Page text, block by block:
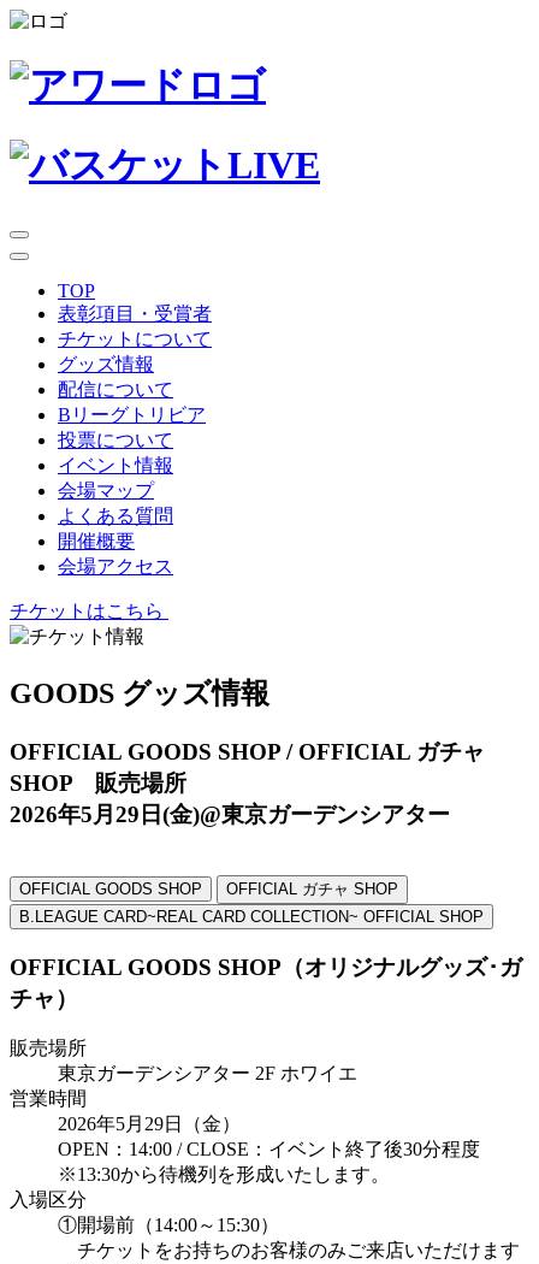
TOP
表彰項目・受賞者
チケットについて
グッズ情報
配信について
Bリーグトリビア
投票について
イベント情報
会場マップ
よくある質問
開催概要
会場アクセス
チケットはこちら
GOODS グッズ情報
OFFICIAL GOODS SHOP / OFFICIAL ガチャ
SHOP 販売場所
2026年5月29日(金)@東京ガーデンシアター
OFFICIAL GOODS SHOP
OFFICIAL ガチャ SHOP
B.LEAGUE CARD~REAL CARD COLLECTION~ OFFICIAL SHOP
OFFICIAL GOODS SHOP（オリジナルグッズ･ガ
チャ）
販売場所
東京ガーデンシアター 2F ホワイエ
営業時間
2026年5月29日（金）
OPEN：14:00 / CLOSE：イベント終了後30分程度
※13:30から待機列を形成いたします。
入場区分
①開場前（14:00～15:30）
チケットをお持ちのお客様のみご来店いただけます